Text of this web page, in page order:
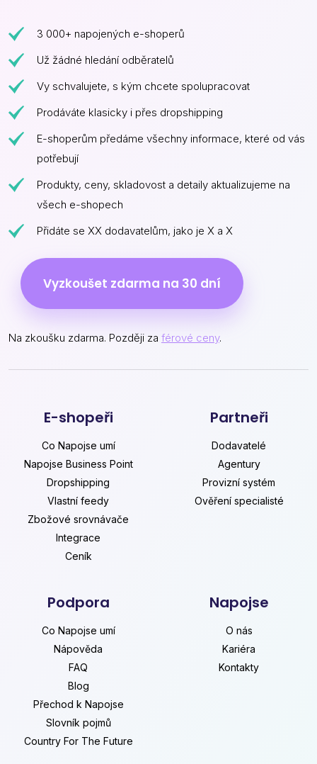
3 000+ napojených e-shoperů
Už žádné hledání odběratelů
Vy schvalujete, s kým chcete spolupracovat
Prodáváte klasicky i přes dropshipping
E-shoperům předáme všechny informace, které od vás
potřebují
Produkty, ceny, skladovost a detaily aktualizujeme na
všech e-shopech
Přidáte se XX dodavatelům, jako je X a X
Vyzkoušet zdarma na 30 dní
Na zkoušku zdarma. Později za férové ceny.
E-shopeři
Co Napojse umí
Napojse Business Point
Dropshipping
Vlastní feedy
Zbožové srovnávače
Integrace
Ceník
Partneři
Dodavatelé
Agentury
Provizní systém
Ověření specialisté
Podpora
Co Napojse umí
Nápověda
FAQ
Blog
Přechod k Napojse
Slovník pojmů
Country For The Future
Napojse
O nás
Kariéra
Kontakty